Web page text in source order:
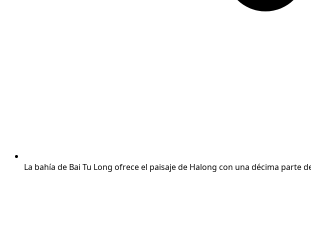
La bahía de Bai Tu Long ofrece el paisaje de Halong con una décima